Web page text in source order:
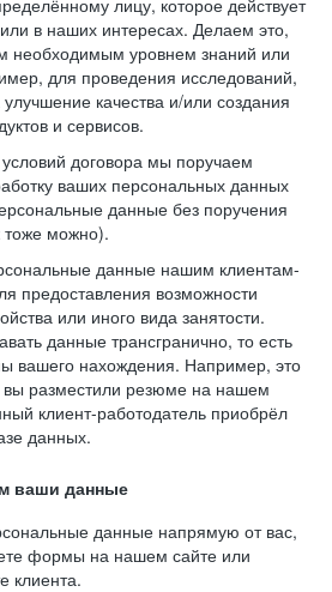
лицу, которое действует
в наших интересах. Делаем это,
необходимым уровнем знаний или
для проведения исследований,
качества и/или создания
и сервисов.
договора мы поручаем
ваших персональных данных
данные без поручения
тоже можно).
данные нашим клиентам-
предоставления возможности
или иного вида занятости.
данные трансгранично, то есть
вашего нахождения. Например, это
вы разместили резюме на нашем
клиент-работодатель приобрёл
данных.
ваши данные
данные напрямую от вас,
формы на нашем сайте или
клиента.